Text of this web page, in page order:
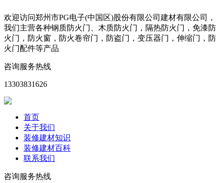
欢迎访问郑州市PG电子(中国区)股份有限公司建材有限公司，
我们主营各种钢质防火门、木质防火门，隔热防火门，免漆防
火门，防火窗，防火卷帘门，防盗门，变压器门，伸缩门，防
火门配件等产品
咨询服务热线
13303831626
首页
关于我们
装修建材知识
装修建材百科
联系我们
咨询服务热线